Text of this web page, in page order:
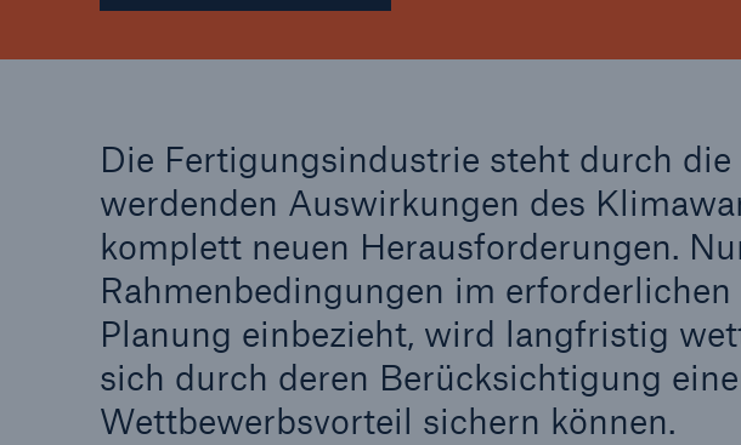
Die Fertigungsindustrie steht durch
werdenden Auswirkungen des
komplett neuen Herausforderungen.
Rahmenbedingungen im
Planung einbezieht, wird langfristig
sich durch deren Berücksichtigung
Wettbewerbsvorteil sichern können.